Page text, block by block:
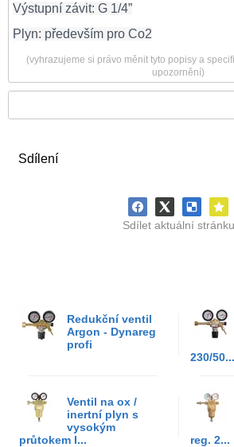
Sdílení
Sdílet aktuální stránku
Redukční ventil
Argon - Dynareg
profi
230/50...
Ventil na ox /
inertní plyn s
vysokým
průtokem I...
reg. 2...
Výstupní závit: G 1/4”
Plyn: především pro Co2
(vyhrazujeme si právo měnit tyto popisy a
upozornění)